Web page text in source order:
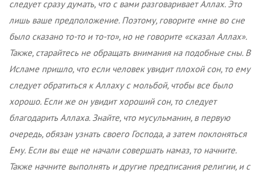
следует сразу думать, что с вами разговаривает Аллах. Это
лишь ваше предположение. Поэтому, говорите «мне во сне
было сказано то-то и то-то», но не говорите «сказал Аллах».
Также, старайтесь не обращать внимания на подобные сны. В
Исламе пришло, что если человек увидит плохой сон, то ему
следует обратиться к Аллаху с мольбой, чтобы все было
хорошо. Если же он увидит хороший сон, то следует
благодарить Аллаха. Знайте, что мусульманин, в первую
очередь, обязан узнать своего Господа, а затем поклоняться
Ему. Если вы еще не начали совершать намаз, то начните.
Также начните выполнять и другие предписания религии, и с